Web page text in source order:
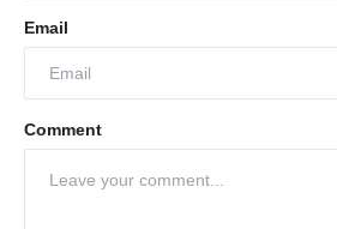
Email
Comment